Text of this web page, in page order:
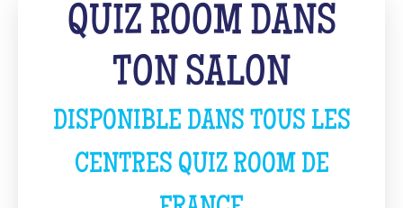
QUIZ ROOM DANS
TON SALON
DISPONIBLE DANS TOUS LES
CENTRES QUIZ ROOM DE